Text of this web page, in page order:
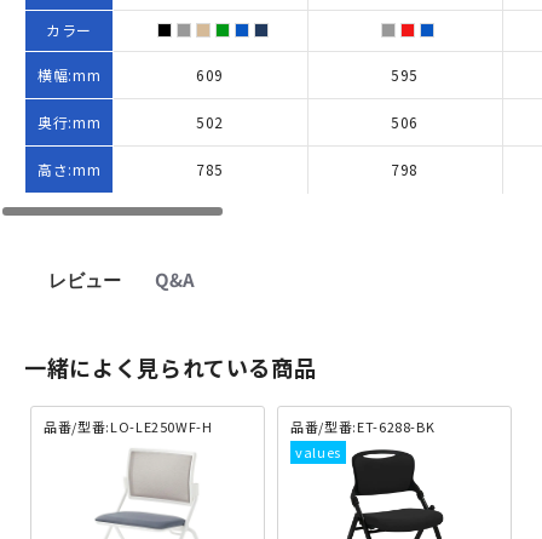
カラー
横幅:mm
奥行:mm
高さ:mm
609
502
785
595
506
798
レビュー Q&A
一緒によく見られている商品
品番/型番:LO-LE250WF-H 品番/型番:ET-6288-BK